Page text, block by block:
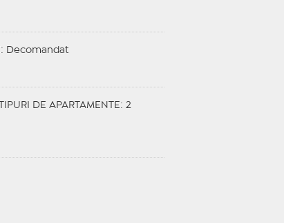
: Decomandat
TIPURI DE APARTAMENTE : 2